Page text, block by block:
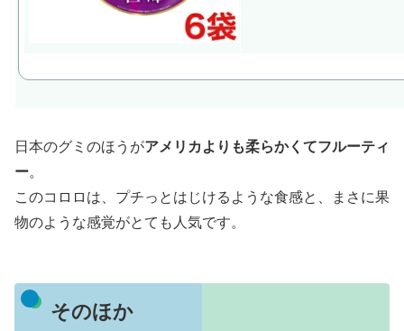
日本のグミのほうがアメリカよりも柔らかくてフルーティ
ー。
このコロロは、プチっとはじけるような食感と、まさに果
物のような感覚がとても人気です。
そのほか